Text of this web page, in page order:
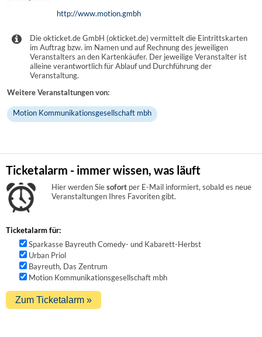
http://www.motion.gmbh
Die okticket.de GmbH (okticket.de) vermittelt die Eintrittskarten
im Auftrag bzw. im Namen und auf Rechnung des jeweiligen
Veranstalters an den Kartenkäufer. Der jeweilige Veranstalter ist
alleine verantwortlich für Ablauf und Durchführung der
Veranstaltung.
Weitere Veranstaltungen von:
Motion Kommunikationsgesellschaft mbh
Ticketalarm - immer wissen, was läuft
Hier werden Siesofort per E-Mail informiert, sobald es neue
Veranstaltungen Ihres Favoriten gibt.
Ticketalarm für:
Sparkasse Bayreuth Comedy- und Kabarett-Herbst
Urban Priol
Bayreuth, Das Zentrum
Motion Kommunikationsgesellschaft mbh